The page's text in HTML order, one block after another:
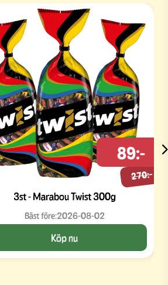
3st - Marabou Twist 300g
270:-
89:-
Bäst före:2026-08-02
Köp nu